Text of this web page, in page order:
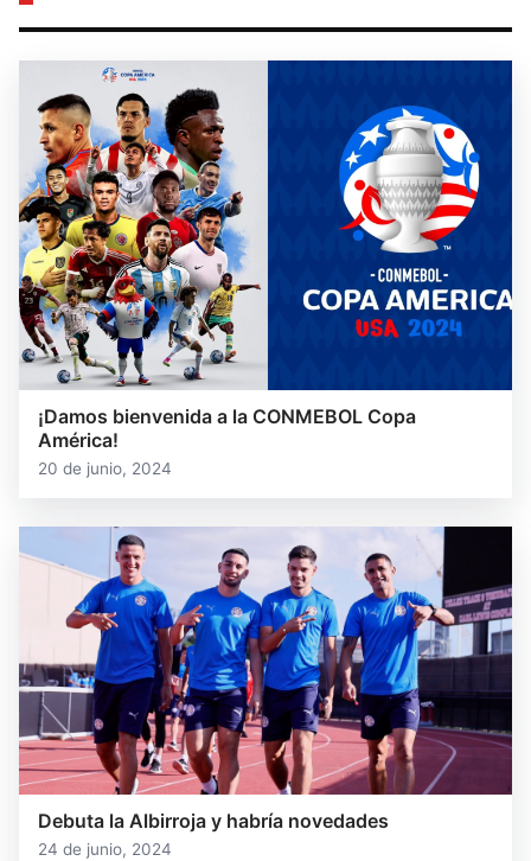
¡Damos bienvenida a la CONMEBOL Copa
América!
20 de junio, 2024
Debuta la Albirroja y habría novedades
24 de junio, 2024